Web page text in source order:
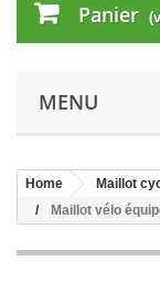
Panier
MENU
Home
Maillot
Maillot vélo